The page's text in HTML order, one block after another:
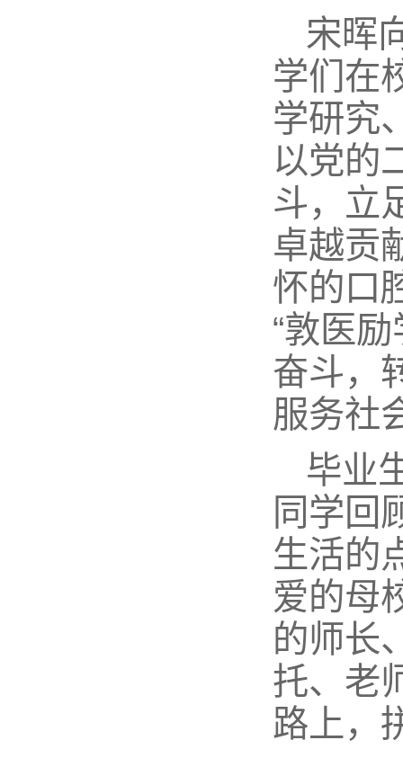
宋晖
学们在
学研究
以党的
斗，立
卓越贡
怀的口
“敦医
奋斗，
服务社
毕业
同学回
生活的
爱的母
的师长
托、老
路上，